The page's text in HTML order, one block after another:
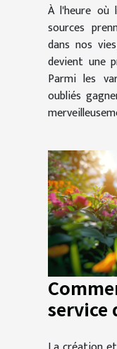
À l'heure
sources
dans nos
devient une
Parmi les
oubliés
service